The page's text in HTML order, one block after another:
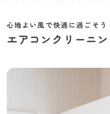
心地よい風で快適に過ごそう
エアコンクリーニ